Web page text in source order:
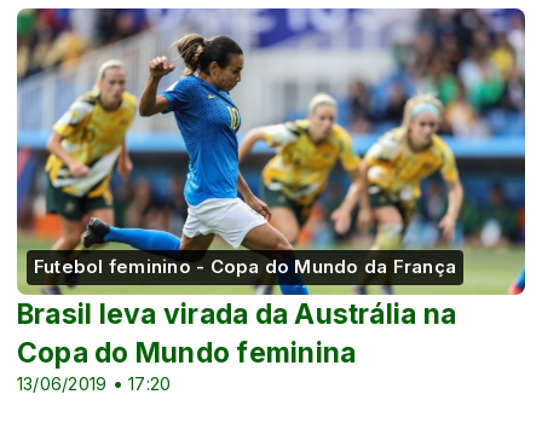
Futebol feminino - Copa do Mundo da França
13/06/2019 • 17:20
Brasil leva virada da Austrália na
Copa do Mundo feminina